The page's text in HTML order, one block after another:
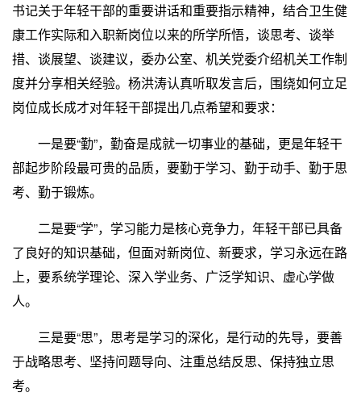
书记关于年轻干部的重要讲话和重要指示精神，结合卫生健
康工作实际和入职新岗位以来的所学所悟，谈思考、谈举
措、谈展望、谈建议，委办公室、机关党委介绍机关工作制
度并分享相关经验。杨洪涛认真听取发言后，围绕如何立足
岗位成长成才对年轻干部提出几点希望和要求：
一是要“勤”，勤奋是成就一切事业的基础，更是年轻干
部起步阶段最可贵的品质，要勤于学习、勤于动手、勤于思
考、勤于锻炼。
二是要“学”，学习能力是核心竞争力，年轻干部已具备
了良好的知识基础，但面对新岗位、新要求，学习永远在路
上，要系统学理论、深入学业务、广泛学知识、虚心学做
人。
三是要“思”，思考是学习的深化，是行动的先导，要善
于战略思考、坚持问题导向、注重总结反思、保持独立思
考。